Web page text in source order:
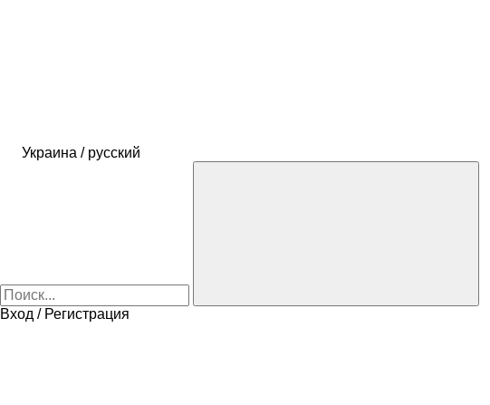
Украина / русский
Вход / Регистрация